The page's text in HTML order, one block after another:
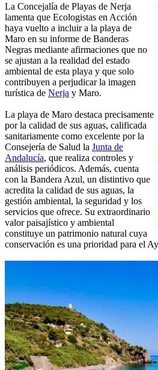
La Concejalía de Playas de Nerja
lamenta que Ecologistas en Acción
haya vuelto a incluir a la playa de
Maro en su informe de Banderas
Negras mediante afirmaciones que no
se ajustan a la realidad del estado
ambiental de esta playa y que solo
contribuyen a perjudicar la imagen
turística de Nerja y Maro.
La playa de Maro destaca precisamente
por la calidad de sus aguas, calificada
sanitariamente como excelente por la
Consejería de Salud la Junta de
Andalucía, que realiza controles y
análisis periódicos. Además, cuenta
con la Bandera Azul, un distintivo que
acredita la calidad de sus aguas, la
gestión ambiental, la seguridad y los
servicios que ofrece. Su extraordinario
valor paisajístico y ambiental
constituye un patrimonio natural cuya
conservación es una prioridad para el